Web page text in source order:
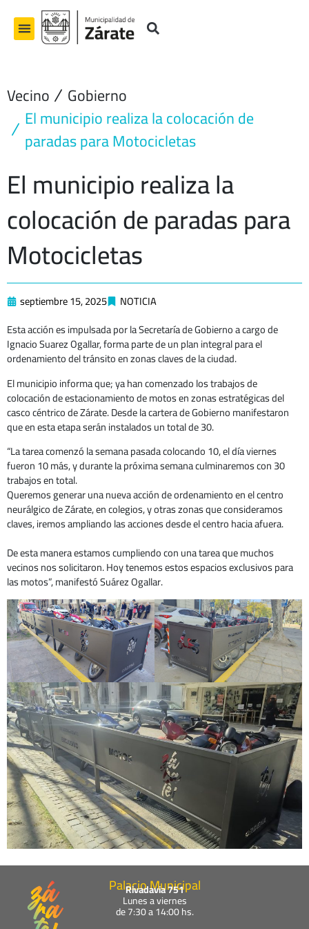
contenido
Vecino Gobierno
El municipio realiza la colocación de
paradas para Motocicletas
El municipio realiza la
colocación de paradas para
Motocicletas
septiembre 15, 2025
NOTICIA
Esta acción es impulsada por la Secretaría de Gobierno a cargo de
Ignacio Suarez Ogallar, forma parte de un plan integral para el
ordenamiento del tránsito en zonas claves de la ciudad.
El municipio informa que; ya han comenzado los trabajos de
colocación de estacionamiento de motos en zonas estratégicas del
casco céntrico de Zárate. Desde la cartera de Gobierno manifestaron
que en esta etapa serán instalados un total de 30.
“La tarea comenzó la semana pasada colocando 10, el día viernes
fueron 10 más, y durante la próxima semana culminaremos con 30
trabajos en total.
Queremos generar una nueva acción de ordenamiento en el centro
neurálgico de Zárate, en colegios, y otras zonas que consideramos
claves, iremos ampliando las acciones desde el centro hacia afuera.
De esta manera estamos cumpliendo con una tarea que muchos
vecinos nos solicitaron. Hoy tenemos estos espacios exclusivos para
las motos”, manifestó Suárez Ogallar.
Palacio Municipal
Rivadavia 751
Lunes a viernes
de 7:30 a 14:00 hs.